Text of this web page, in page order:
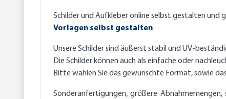
Schilder und Aufkleber online selbst gestalten und
Vorlagen selbst gestalten
Unsere Schilder sind äußerst stabil und UV-
Die Schilder können auch als einfache oder
Bitte wählen Sie das gewünschte Format, sowie
Sonderanfertigungen, größere